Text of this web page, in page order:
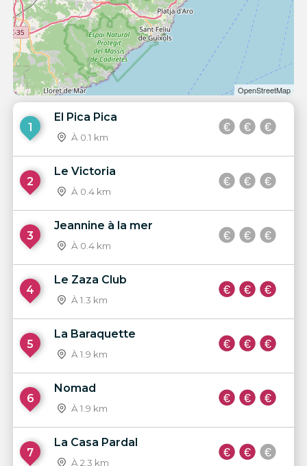
OpenStreetMap
1
El Pica Pica
À 0.1 km
2
Le Victoria
À 0.4 km
3
Jeannine à la mer
À 0.4 km
4
Le Zaza Club
À 1.3 km
5
La Baraquette
À 1.9 km
6
Nomad
À 1.9 km
7
La Casa Pardal
À 2.3 km